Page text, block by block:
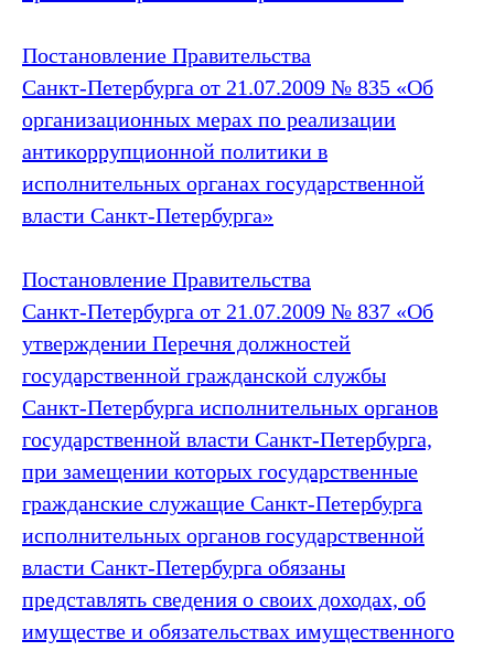
Постановление Правительства
Санкт‑Петербурга от 21.07.2009 № 835 «Об
организационных мерах по реализации
антикоррупционной политики в
исполнительных органах государственной
власти Санкт‑Петербурга»
Постановление Правительства
Санкт‑Петербурга от 21.07.2009 № 837 «Об
утверждении Перечня должностей
государственной гражданской службы
Санкт‑Петербурга исполнительных органов
государственной власти Санкт‑Петербурга,
при замещении которых государственные
гражданские служащие Санкт‑Петербурга
исполнительных органов государственной
власти Санкт‑Петербурга обязаны
представлять сведения о своих доходах, об
имуществе и обязательствах имущественного